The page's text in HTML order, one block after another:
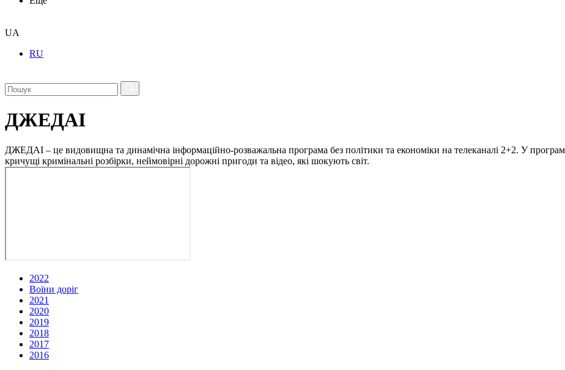
UA
RU
ДЖЕДАІ
ДЖЕДАІ – це видовищна та динамічна інформаційно-розважальна програма без політики та економіки на телеканалі 2+2. У
кричущі кримінальні розбірки, неймовірні дорожні пригоди та відео, які шокують світ.
2022
Воїни доріг
2021
2020
2019
2018
2017
2016